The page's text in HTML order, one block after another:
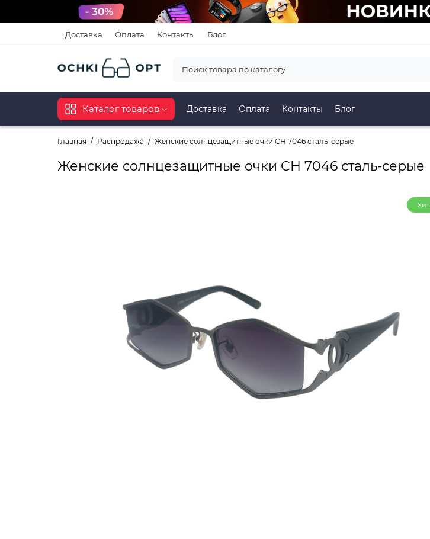
Доставка Оплата Контакты Блог
Каталог товаров Доставка Оплата Контакты Блог
Главная Распродажа Женские солнцезащитные очки CH 7046 сталь-серые
Женские солнцезащитные очки CH 7046 сталь-серые
Хит